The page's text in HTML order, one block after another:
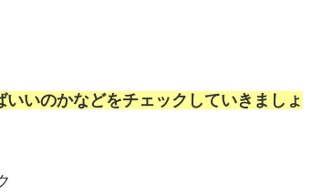
いのかなどをチェックしていきましょ